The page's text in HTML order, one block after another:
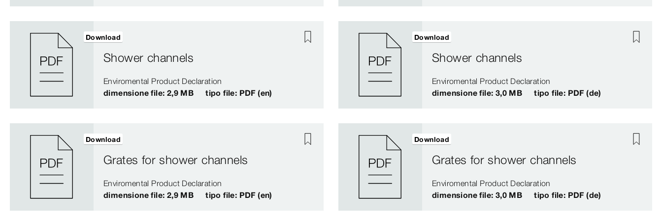
Shower channels
Enviromental Product Declaration
dimensione file: 2,9 MB
tipo file: PDF (en)
Download
Shower channels
Enviromental Product Declaration
dimensione file: 3,0 MB
tipo file: PDF (de)
Download
Grates for shower channels
Enviromental Product Declaration
dimensione file: 2,9 MB
tipo file: PDF (en)
Download
Grates for shower channels
Enviromental Product Declaration
dimensione file: 3,0 MB
tipo file: PDF (de)
Download